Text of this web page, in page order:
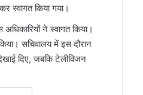
स्वागत किया गया।
ने स्वागत किया।
सचिवालय में इस दौरान
दिए, जबकि टेलीविजन